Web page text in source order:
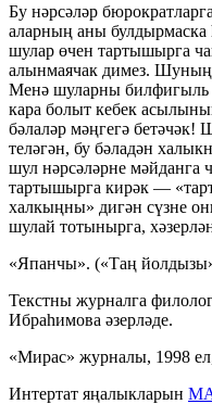
Бу нәрсәләр
аларның аны
шулар өчен тартышырга
алынмаячак димез.
Менә шуларны билфигыль
кара болыт кебек
бәлаләр мәңгегә
теләгән, бу бәладән
шул нәрсәләрне
тартышырга кирәк —
халкыңны» дигән сүзне
шулай тотынырга,
«Япанчы». («Таң
Текстны журналга
Ибраһимова әзерләде.
«Мирас» журналы, 1998
Интертат яңалыкларын